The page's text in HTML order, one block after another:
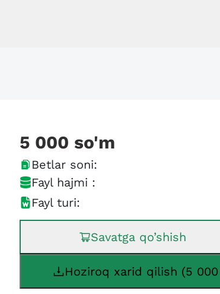
5 000 so'm
Betlar soni:
Fayl hajmi :
Fayl turi:
Savatga qo’shish
Hoziroq xarid qilish (5